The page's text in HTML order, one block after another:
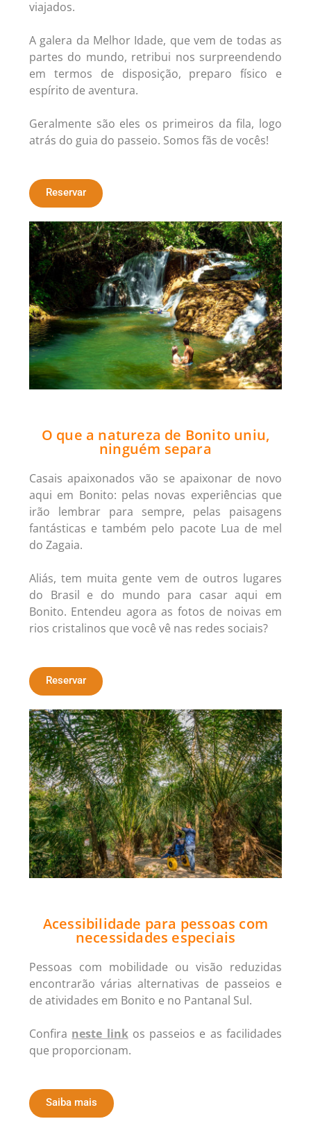
viajados.
A galera da Melhor Idade, que vem de todas as
partes do mundo, retribui nos surpreendendo
em termos de disposição, preparo físico e
espírito de aventura.
Geralmente são eles os primeiros da fila, logo
atrás do guia do passeio. Somos fãs de vocês!
Reservar
O que a natureza de Bonito uniu,
ninguém separa
Casais apaixonados vão se apaixonar de novo
aqui em Bonito: pelas novas experiências que
irão lembrar para sempre, pelas paisagens
fantásticas e também pelo pacote Lua de mel
do Zagaia.
Aliás, tem muita gente vem de outros lugares
do Brasil e do mundo para casar aqui em
Bonito. Entendeu agora as fotos de noivas em
rios cristalinos que você vê nas redes sociais?
Reservar
Acessibilidade para pessoas com
necessidades especiais
Pessoas com mobilidade ou visão reduzidas
encontrarão várias alternativas de passeios e
de atividades em Bonito e no Pantanal Sul.
Confira neste linkos passeios e as facilidades
que proporcionam.
Saiba mais